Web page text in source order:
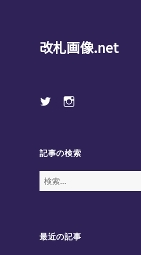
改札画像.net
Twitterinstagram
記事の検索
検
索:
最近の記事